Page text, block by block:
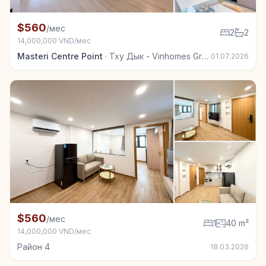
Квартира в аренду в Тху Дык - Vinhomes Grand
$560/мес
14,000,000 VND/мес
2 2
Masteri Centre Point · Тху Дык - Vinhomes Grand Park 01.07.2026
Квартира в аренду в Район 4, 1 спал., 40 m²
$560/мес
14,000,000 VND/мес
1 40 m²
Район 4 18.03.2026